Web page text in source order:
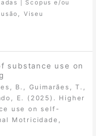
| Scopus e/ou
, Viseu
substance use on
B., Guimarães, T.,
E. (2025). Higher
use on self-
Motricidade,